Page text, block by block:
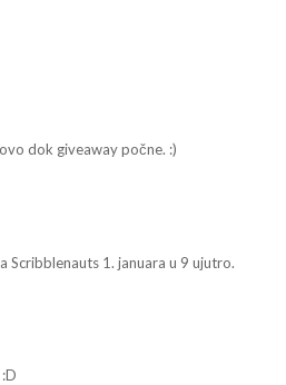
dok giveaway počne. :)
Scribblenauts 1. januara u 9 ujutro.